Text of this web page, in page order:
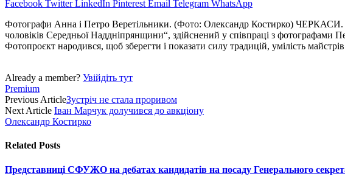
Facebook Twitter LinkedIn Pinterest Email Telegram WhatsApp
Фотографи Анна і Петро Веретіль­ники. (Фото: Олександр Костирко) ЧЕРКАСИ.
чоловіків Середньої Наддніпрянщини“, здійснений у співпраці з
Фотопроєкт народився, щоб зберегти і показати силу традицій, умілість майстрів
Already a member? Увійдіть тут
Premium
Previous ArticleЗустріч не стала проривом
Next Article Іван Марчук долучився до авкціону
Олександр Костирко
Related Posts
Представниці СФУЖО на дебатах кандидатів на посаду Генерального